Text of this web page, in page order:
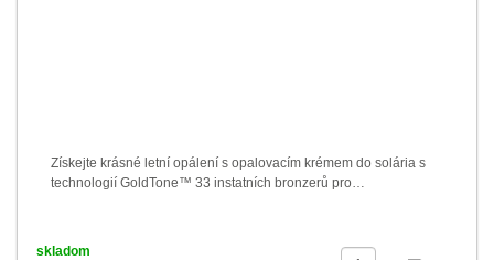
Získejte krásné letní opálení s opalovacím krémem do solária s
technologií GoldTone™ 33 instatních bronzerů pro…
skladom